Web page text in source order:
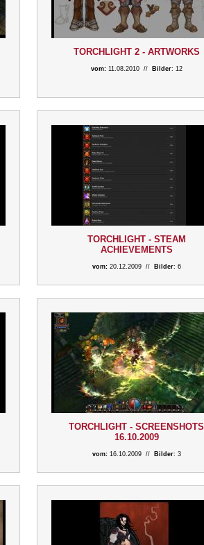
TORCHLIGHT 2 - ARTWORKS
vom:11.08.2010 // Bilder: 12
TORCHLIGHT - STEAM
ACHIEVEMENTS
vom:20.12.2009 // Bilder: 6
TORCHLIGHT - SCREENSHOTS
16.10.2009
vom:16.10.2009 // Bilder: 3